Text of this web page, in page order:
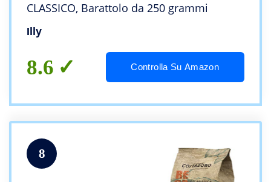
CLASSICO, Barattolo da 250 grammi
Illy
8.6 Controlla Su Amazon
8